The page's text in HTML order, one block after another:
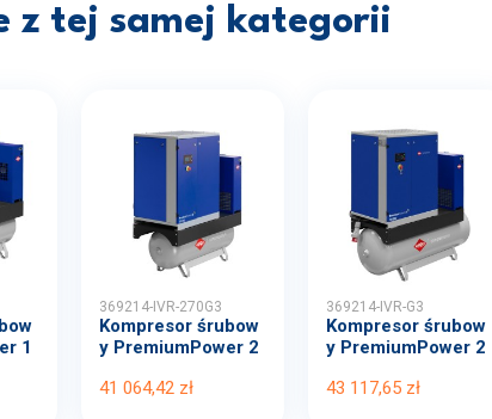
z tej samej kategorii
1
369214-IVR-270G3
Kompresor śrubow
y PremiumPower 2
41 064,42 zł
369214-IVR-G3
Kompresor śrubow
y PremiumPower 2
43 117,65 zł